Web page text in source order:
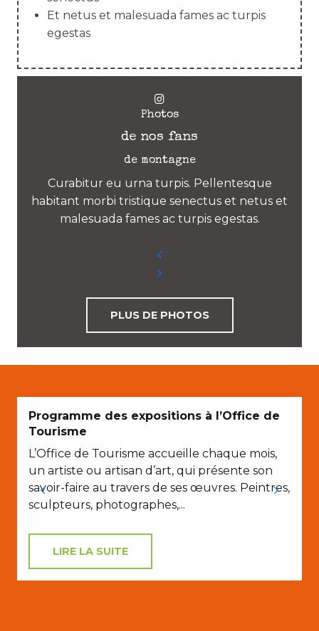
Et netus et malesuada fames ac turpis
egestas
Photos
de nos fans
de montagne
Curabitur eu urna turpis. Pellentesque
habitant morbi tristique senectus et netus et
malesuada fames ac turpis egestas.
PLUS DE PHOTOS
Programme des expositions à l’Office de
Tourisme
L’Office de Tourisme accueille chaque mois,
un artiste ou artisan d’art, qui présente son
savoir-faire au travers de ses œuvres. Peintres,
sculpteurs, photographes,...
LIRE LA SUITE